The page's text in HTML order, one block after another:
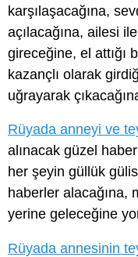
karşılaşacağına,
açılacağına, ailesi
gireceğine, el attığı
kazançlı olarak
uğrayarak
Rüyada anneyi ve
alınacak güzel
her şeyin güllük
haberler alacağına,
yerine geleceğine
Rüyada annesinin